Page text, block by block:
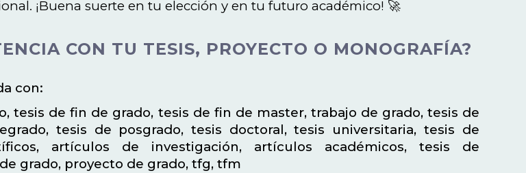
¡Buena suerte en tu elección y en tu futuro académico! 🚀
CON TU TESIS, PROYECTO O MONOGRAFÍA?
con:
tesis de fin de grado, tesis de fin de master, trabajo de grado, tesis de
tesis de posgrado, tesis doctoral, tesis universitaria, tesis de
artículos de investigación, artículos académicos, tesis de
grado, proyecto de grado, tfg, tfm